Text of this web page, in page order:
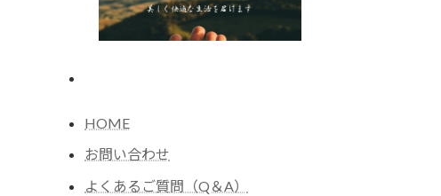
HOME
お問い合わせ
よくあるご質問（Q＆A）